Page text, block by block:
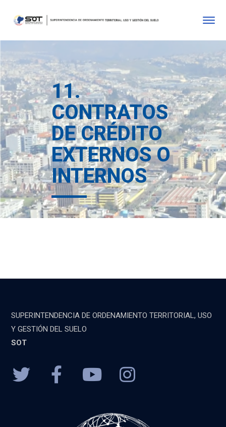
11.
CONTRATOS
DE CRÉDITO
EXTERNOS O
INTERNOS
SUPERINTENDENCIA DE ORDENAMIENTO TERRITORIAL, USO
Y GESTIÓN DEL SUELO
SOT